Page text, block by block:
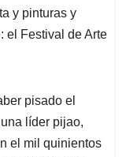
y pinturas y
el Festival de Arte
pisado el
líder pijao,
el mil quinientos